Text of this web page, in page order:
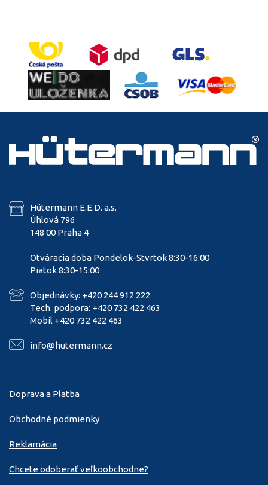
Hütermann E.E.D. a.s.
Úhlová 796
148 00 Praha 4
Otváracia doba Pondelok-Stvrtok 8:30-16:00
Piatok 8:30-15:00
Objednávky: +420 244 912 222
Tech. podpora: +420 732 422 463
Mobil +420 732 422 463
info@hutermann.cz
Doprava a Platba
Obchodné podmienky
Reklamácia
Chcete odoberať veľkoobchodne?